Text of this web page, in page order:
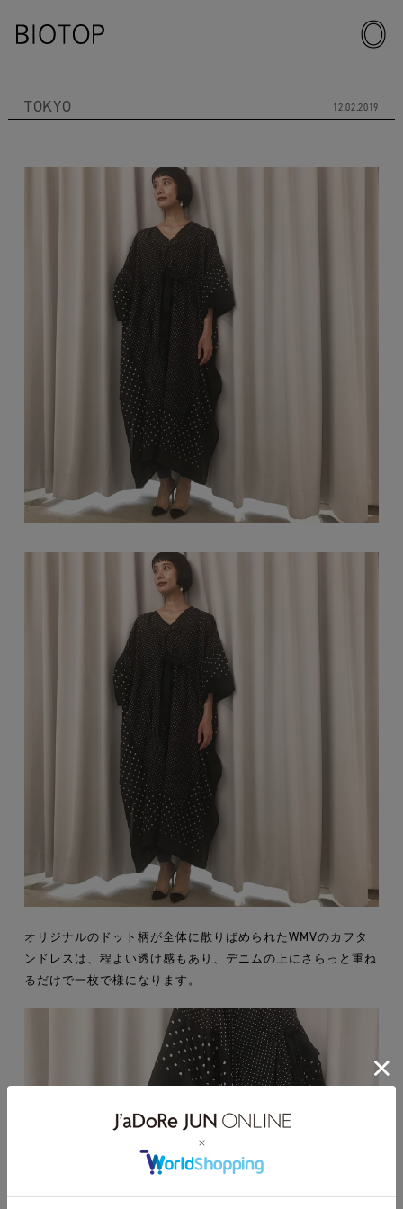
TOKYO 12.02.2019
オリジナルのドット柄が全体に散りばめられたWMVのカフタ
ンドレスは、程よい透け感もあり、デニムの上にさらっと重ね
るだけで一枚で様になります。